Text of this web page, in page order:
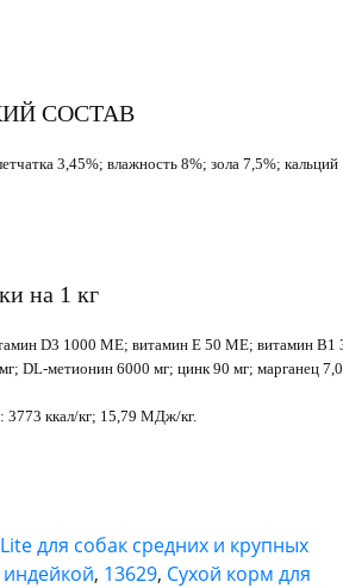
СОСТАВ
3,45%; влажность 8%; зола 7,5%;
на 1 кг
D3 1000 МЕ; витамин Е 50 МЕ; витамин B1
DL-метионин 6000 мг; цинк 90 мг; марганец
3773 ккал/кг; 15,79 МДж/кг.
для собак средних и крупных
, 13629, Сухой корм для